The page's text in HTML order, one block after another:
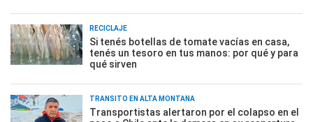
RECICLAJE
Si tenés botellas de tomate vacías en casa,
tenés un tesoro en tus manos: por qué y para
qué sirven
TRÁNSITO EN ALTA MONTAÑA
Transportistas alertaron por el colapso en el